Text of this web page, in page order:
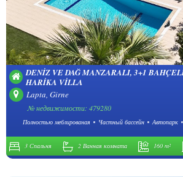
DENIZ VE DAĞ MANZARALI, 3+1
HARIKA VILLA
Lapta, Girne
№ недвижимости: 479280
Полностью меблированая Частный бассейн Автопарк
3 Спальня 2 Ванная комната 160 m²